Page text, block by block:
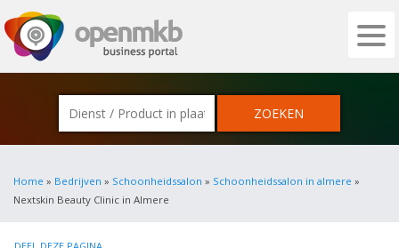
OPENMKB - DE ZAKELIJKE PORTAL
Home » Bedrijven » Schoonheidssalon » Schoonheidssalon in almere »
Nextskin Beauty Clinic in Almere